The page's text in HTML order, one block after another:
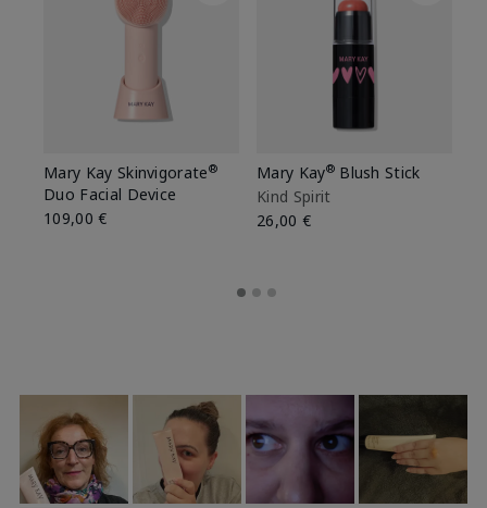
Mary Kay Skinvigorate®
Duo Facial Device
109,00 €
Mary Kay®Blush Stick
Kind Spirit
26,00 €